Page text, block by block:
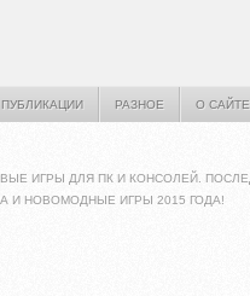
ПУБЛИКАЦИИ РАЗНОЕ О САЙТЕ
ИГРЫ ДЛЯ ПК И КОНСОЛЕЙ.
И НОВОМОДНЫЕ ИГРЫ 2015 ГОДА!